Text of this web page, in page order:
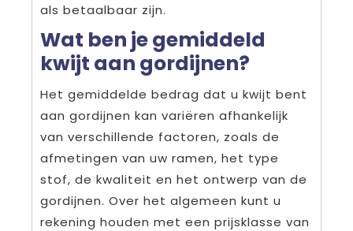
als betaalbaar zijn.
Wat ben je gemiddeld
kwijt aan gordijnen?
Het gemiddelde bedrag dat u kwijt bent
aan gordijnen kan variëren afhankelijk
van verschillende factoren, zoals de
afmetingen van uw ramen, het type
stof, de kwaliteit en het ontwerp van de
gordijnen. Over het algemeen kunt u
rekening houden met een prijsklasse van